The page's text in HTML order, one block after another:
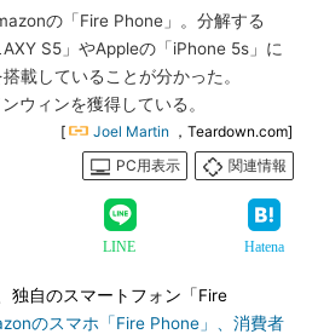
の「Fire Phone」。分解する
S5」やAppleの「iPhone 5s」に
載していることが分かった。
ウィンを獲得している。
[ Joel Martin ，Teardown.com]
PC用表示
関連情報
LINE Hatena
独自のスマートフォン「Fire
のスマホ「Fire Phone」、消費者